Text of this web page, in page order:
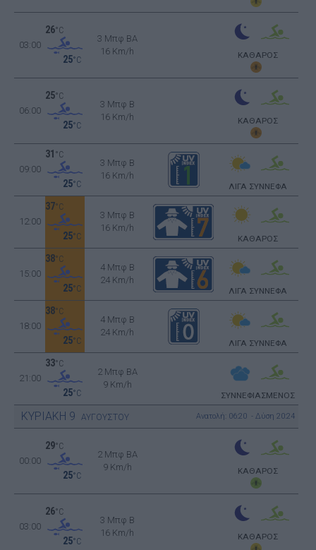
03:00
26°C
25°C
3 Μπφ BA
16 Km/h
ΚΑΘΑΡΟΣ
06:00
25°C
25°C
3 Μπφ B
16 Km/h
ΚΑΘΑΡΟΣ
09:00
31 °C
25°C
3 Μπφ B
16 Km/h
ΛΙΓΑ ΣΥΝΝΕΦΑ
12:00
37°C
25°C
3 Μπφ B
16 Km/h
ΚΑΘΑΡΟΣ
15:00
38°C
25°C
4 Μπφ B
24 Km/h
ΛΙΓΑ ΣΥΝΝΕΦΑ
18:00
38°C
25°C
4 Μπφ B
24 Km/h
ΛΙΓΑ ΣΥΝΝΕΦΑ
21:00
33°C
25°C
2 Μπφ BA
9 Km/h
ΣΥΝΝΕΦΙΑΣΜΕΝΟΣ
ΚΥΡΙΑΚΗ 9 ΑΥΓΟΥΣΤΟΥ Ανατολή: 06:20 - Δύση 20:24
00:00
29°C
25°C
2 Μπφ BA
9 Km/h
ΚΑΘΑΡΟΣ
03:00
26°C
25°C
3 Μπφ B
16 Km/h
ΚΑΘΑΡΟΣ